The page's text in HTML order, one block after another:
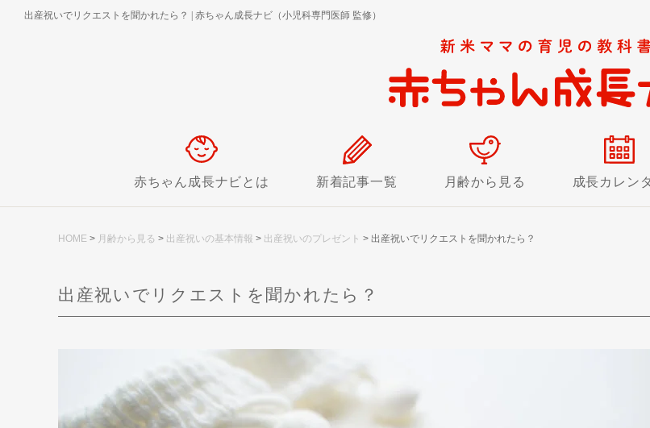
出産祝いでリクエストを聞かれたら？ 赤ちゃん成長ナビ（小児科専門医師 監修）
赤ちゃん成長ナビとは 新着記事一覧 月齢から見る 成長カレン
HOME > 月齢から見る > 出産祝いの基本情報 > 出産祝いのプレゼント > 出産祝いでリクエストを聞かれたら？
出産祝いでリクエストを聞かれたら？